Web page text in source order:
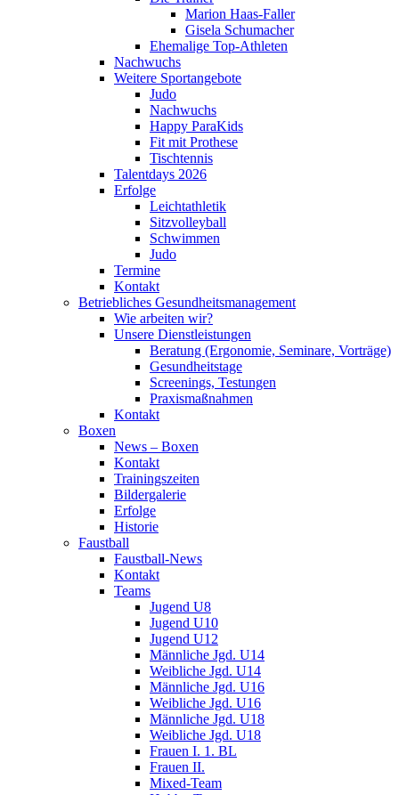
Marion Haas-Faller
Gisela Schumacher
Ehemalige Top-Athleten
Nachwuchs
Weitere Sportangebote
Judo
Nachwuchs
Happy ParaKids
Fit mit Prothese
Tischtennis
Talentdays 2026
Erfolge
Leichtathletik
Sitzvolleyball
Schwimmen
Judo
Termine
Kontakt
Betriebliches Gesundheits­management
Wie arbeiten wir?
Unsere Dienstleistungen
Beratung (Ergonomie, Seminare, Vorträge)
Gesundheitstage
Screenings, Testungen
Praxismaßnahmen
Kontakt
Boxen
News – Boxen
Kontakt
Trainingszeiten
Bildergalerie
Erfolge
Historie
Faustball
Faustball-News
Kontakt
Teams
Jugend U8
Jugend U10
Jugend U12
Männliche Jgd. U14
Weibliche Jgd. U14
Männliche Jgd. U16
Weibliche Jgd. U16
Männliche Jgd. U18
Weibliche Jgd. U18
Frauen I. 1. BL
Frauen II.
Mixed-Team